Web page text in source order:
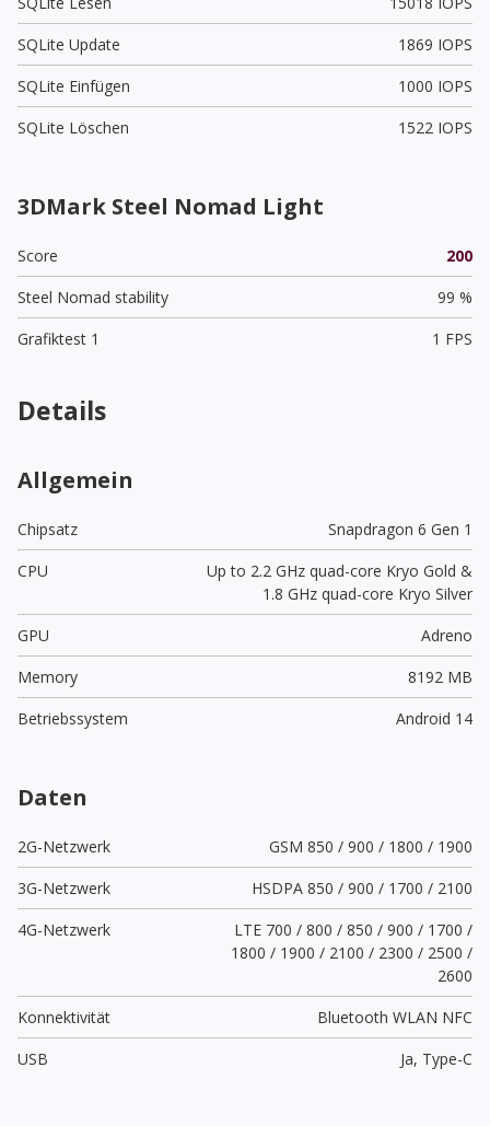
SQLite Update
1869 IOPS
SQLite Einfügen
1000 IOPS
SQLite Löschen
1522 IOPS
3DMark Steel Nomad Light
Score
200
Steel Nomad stability
99 %
Grafiktest 1
1 FPS
Details
Allgemein
Chipsatz
Snapdragon 6 Gen 1
CPU
Up to 2.2 GHz quad-core Kryo Gold &
1.8 GHz quad-core Kryo Silver
GPU
Adreno
Memory
8192 MB
Betriebssystem
Android 14
Daten
2G-Netzwerk
GSM 850 / 900 / 1800 / 1900
3G-Netzwerk
HSDPA 850 / 900 / 1700 / 2100
4G-Netzwerk
LTE 700 / 800 / 850 / 900 / 1700 /
1800 / 1900 / 2100 / 2300 / 2500 /
2600
Konnektivität
Bluetooth WLAN NFC
USB
Ja, Type-C